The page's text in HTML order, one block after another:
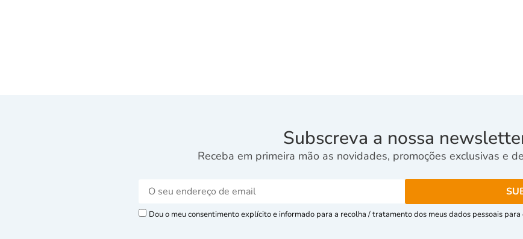
Subscreva a nossa
Receba em primeira mão as novidades, promoções exclusivas e
Dou o meu consentimento explícito e informado para a recolha / tratamento dos meus dados pessoais